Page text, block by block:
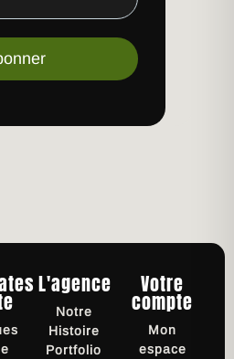
L'agence
Notre
Histoire
Portfolio
Votre
compte
Mon
espace